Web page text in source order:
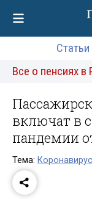
Статьи
Все о пенсиях в
включат в
пандемии
Тема: